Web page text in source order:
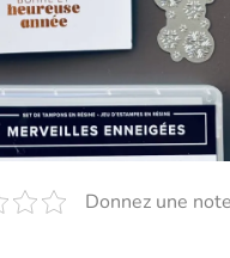
Donnez une